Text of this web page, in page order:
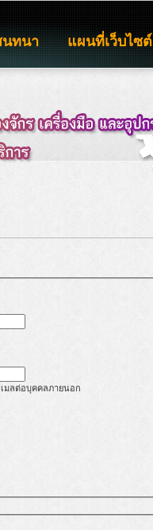
นทนา แผนที่เว็บไซต์
เมลต่อบุคคลภายนอก